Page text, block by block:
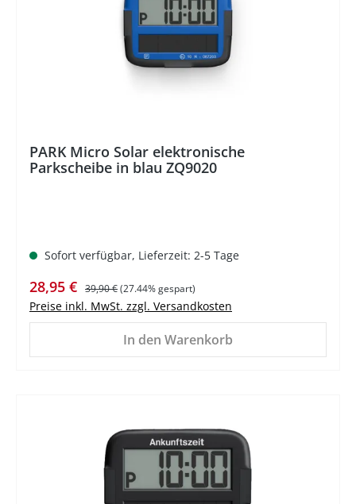
PARK Micro Solar elektronische
Parkscheibe in blau ZQ9020
Sofort verfügbar, Lieferzeit: 2-5 Tage
Verkaufspreis:
28,95 € Regulärer Preis:
39,90 €(27.44% gespart)
Preise inkl. MwSt. zzgl. Versandkosten
In den Warenkorb